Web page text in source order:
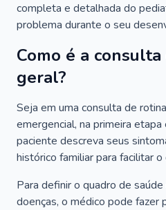
completa e detalhada do
problema durante o seu
Como é a
geral?
Seja em uma consulta de
emergencial, na primeira
paciente descreva seus
histórico familiar para facilitar o
Para definir o quadro de
doenças, o médico pode fazer